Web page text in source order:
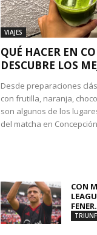
VIAJES
QUÉ HACER EN
DESCUBRE LOS
Desde preparaciones
con frutilla, naranja,
son algunos de los
del matcha en
CON